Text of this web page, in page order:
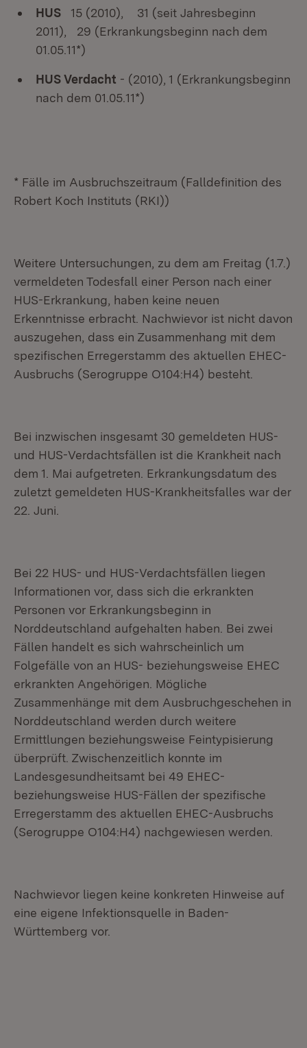
HUS 15 (2010), 31 (seit Jahresbeginn
2011), 29 (Erkrankungsbeginn nach dem
01.05.11*)
HUS Verdacht - (2010), 1 (Erkrankungsbeginn
nach dem 01.05.11*)
* Fälle im Ausbruchszeitraum (Falldefinition des
Robert Koch Instituts (RKI))
Weitere Untersuchungen, zu dem am Freitag (1.7.)
vermeldeten Todesfall einer Person nach einer
HUS-Erkrankung, haben keine neuen
Erkenntnisse erbracht. Nachwievor ist nicht davon
auszugehen, dass ein Zusammenhang mit dem
spezifischen Erregerstamm des aktuellen EHEC-
Ausbruchs (Serogruppe O104:H4) besteht.
Bei inzwischen insgesamt 30 gemeldeten HUS-
und HUS-Verdachtsfällen ist die Krankheit nach
dem 1. Mai aufgetreten. Erkrankungsdatum des
zuletzt gemeldeten HUS-Krankheitsfalles war der
22. Juni.
Bei 22 HUS- und HUS-Verdachtsfällen liegen
Informationen vor, dass sich die erkrankten
Personen vor Erkrankungsbeginn in
Norddeutschland aufgehalten haben. Bei zwei
Fällen handelt es sich wahrscheinlich um
Folgefälle von an HUS- beziehungsweise EHEC
erkrankten Angehörigen. Mögliche
Zusammenhänge mit dem Ausbruchgeschehen in
Norddeutschland werden durch weitere
Ermittlungen beziehungsweise Feintypisierung
überprüft. Zwischenzeitlich konnte im
Landesgesundheitsamt bei 49 EHEC-
beziehungsweise HUS-Fällen der spezifische
Erregerstamm des aktuellen EHEC-Ausbruchs
(Serogruppe O104:H4) nachgewiesen werden.
Nachwievor liegen keine konkreten Hinweise auf
eine eigene Infektionsquelle in Baden-
Württemberg vor.